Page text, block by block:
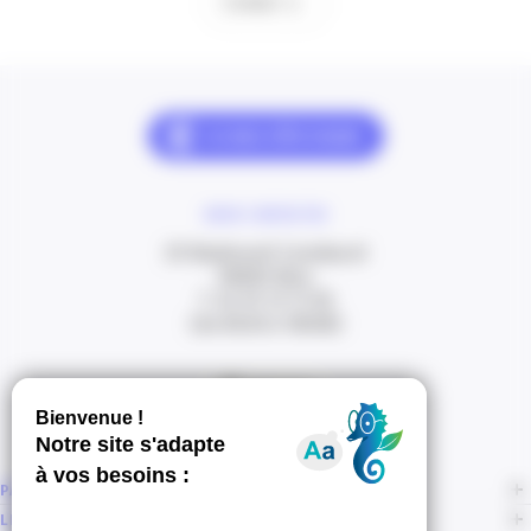
PAGES
LIENS CONNEXES